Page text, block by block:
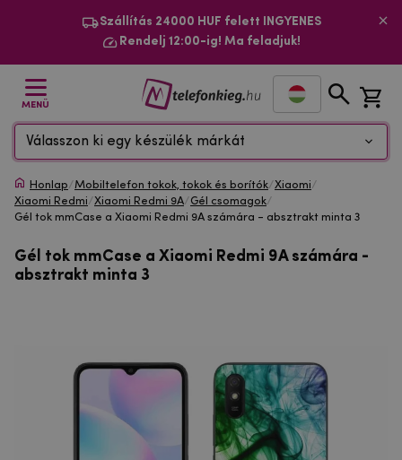
Szállítás 24000 HUF felett INGYENES
Rendelj 12:00-ig! Ma feladjuk!
MENÜ
Válasszon ki egy készülék márkát
Honlap/Mobiltelefon tokok, tokok és borítók/Xiaomi/
Xiaomi Redmi/Xiaomi Redmi 9A/Gél csomagok/
Gél tok mmCase a Xiaomi Redmi 9A számára - absztrakt minta 3
Gél tok mmCase a Xiaomi Redmi 9A számára -
absztrakt minta 3